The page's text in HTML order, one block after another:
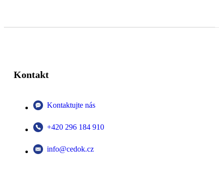
Kontakt
Kontaktujte nás
+420 296 184 910
info@cedok.cz